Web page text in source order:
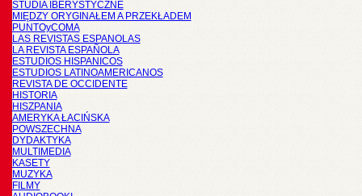
STUDIA IBERYSTYCZNE
MIĘDZY ORYGINAŁEM A PRZEKŁADEM
PUNTOyCOMA
LAS REVISTAS ESPANOLAS
LA REVISTA ESPAÑOLA
ESTUDIOS HISPANICOS
ESTUDIOS LATINOAMERICANOS
REVISTA DE OCCIDENTE
HISTORIA
HISZPANIA
AMERYKA ŁACIŃSKA
POWSZECHNA
DYDAKTYKA
MULTIMEDIA
KASETY
MUZYKA
FILMY